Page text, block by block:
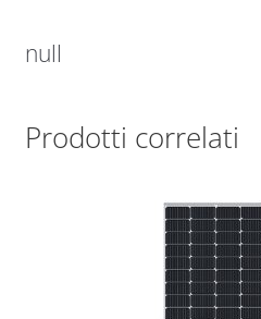
null
Prodotti correlati